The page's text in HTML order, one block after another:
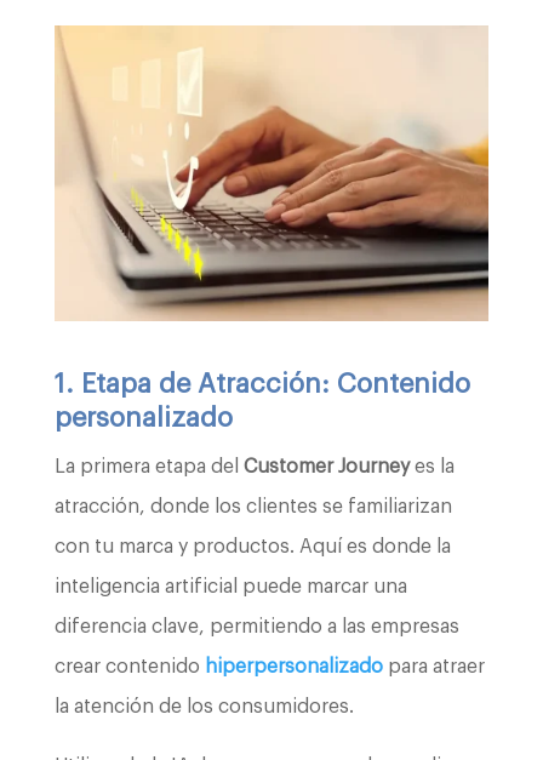
1. Etapa de Atracción: Contenido
personalizado
La primera etapa del Customer Journeyes la
atracción, donde los clientes se familiarizan
con tu marca y productos. Aquí es donde la
inteligencia artificial puede marcar una
diferencia clave, permitiendo a las empresas
crear contenido hiperpersonalizadopara atraer
la atención de los consumidores.